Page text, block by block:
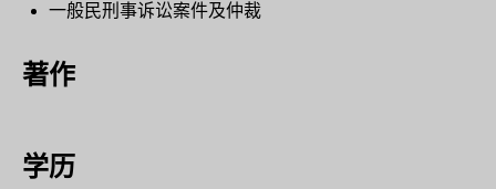
一般民刑事诉讼案件及仲裁
著作
学历